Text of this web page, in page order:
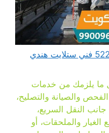
فني ستلايت المطلاع 52227330 فني ستلايت هندي
ما يلزمك من خدمات
والصيانة والتصليح،
النقل السريع،
والملحقات، أو